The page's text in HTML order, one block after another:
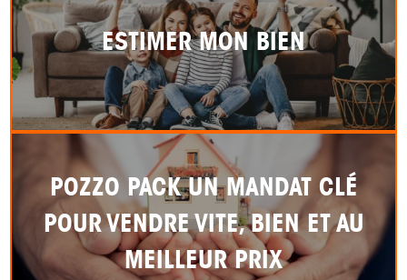
ESTIMER MON BIEN
POZZO PACK UN MANDAT CLÉ
POUR VENDRE VITE, BIEN ET AU
MEILLEUR PRIX